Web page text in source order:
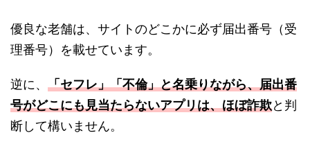
優良な老舗は、サイトのどこかに必ず届出番号（受
理番号）を載せています。
逆に、 「セフレ」「不倫」と名乗りながら、届出番
号がどこにも見当たらないアプリは、ほぼ詐欺と判
断して構いません。